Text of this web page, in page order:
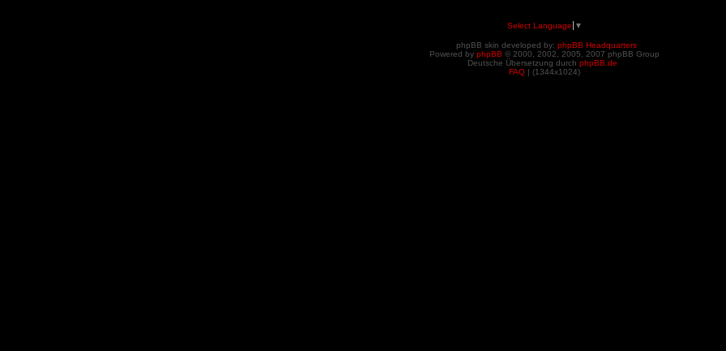
Select Language ▼
phpBB skin developed by: phpBB Headquarters
Powered by phpBB © 2000, 2002, 2005, 2007 phpBB Group
Deutsche Übersetzung durch phpBB.de
FAQ | (1344x1024)